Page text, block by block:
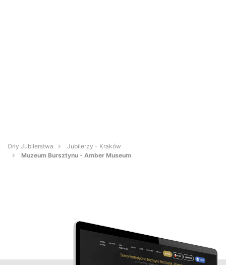
Orły Jubilerstwa
Jubilerzy - Kraków
Muzeum Bursztynu - Amber Museum